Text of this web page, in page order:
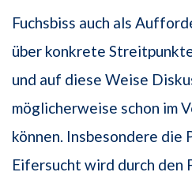
Fuchsbiss auch als
über konkrete
und auf diese Weise
möglicherweise schon im
können. Insbesondere die
Eifersucht wird durch den